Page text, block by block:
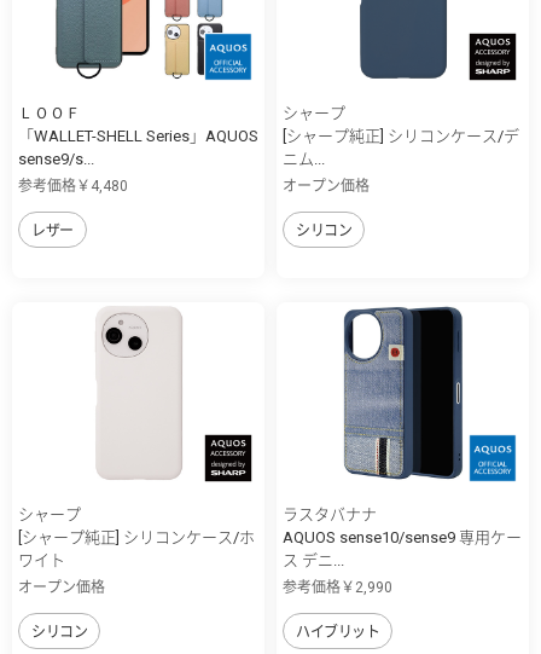
ＬＯＯＦ
「WALLET-SHELL Series」AQUOS
sense9/s...
参考価格￥4,480
レザー
シャープ
[シャープ純正] シリコンケース/デ
ニム...
オープン価格
シリコン
シャープ
[シャープ純正] シリコンケース/ホ
ワイト
オープン価格
シリコン
ラスタバナナ
AQUOS sense10/sense9 専用ケー
ス デニ...
参考価格￥2,990
ハイブリット